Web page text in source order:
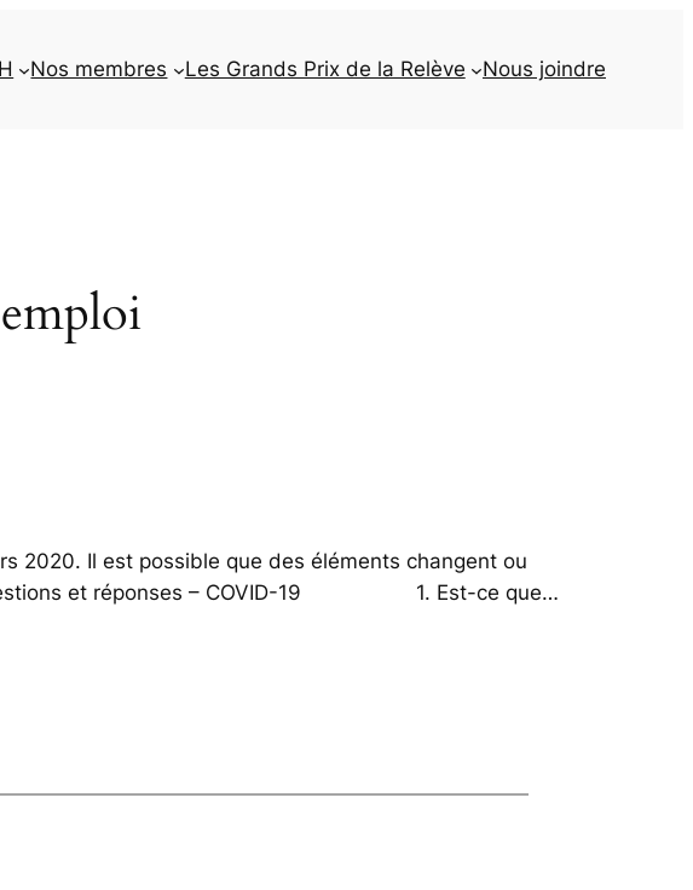
Nos membres Les Grands Prix de la Relève Nous joindre
2020. Il est possible que des éléments changent ou
et réponses – COVID-19 1. Est-ce que…